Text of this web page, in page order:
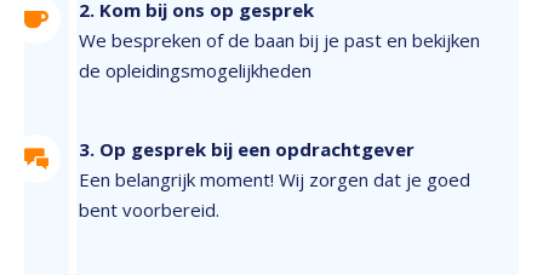
2. Kom bij ons op gesprek
We bespreken of de baan bij je past en bekijken
de opleidingsmogelijkheden
3. Op gesprek bij een opdrachtgever
Een belangrijk moment! Wij zorgen dat je goed
bent voorbereid.